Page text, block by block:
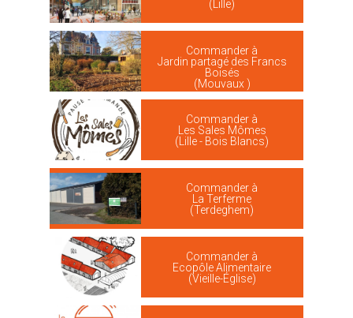
(Lille)
Commander à
Jardin partagé des Francs
Boisés
(Mouvaux )
Commander à
Les Sales Mômes
(Lille - Bois Blancs)
Commander à
La Terferme
(Terdeghem)
Commander à
Ecopôle Alimentaire
(Vieille-Église)